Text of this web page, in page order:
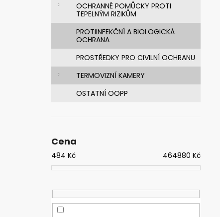
OCHRANNÉ POMŮCKY PROTI
TEPELNÝM RIZIKŮM
PROTIINFEKČNÍ A BIOLOGICKÁ
OCHRANA
PROSTŘEDKY PRO CIVILNÍ OCHRANU
TERMOVIZNÍ KAMERY
OSTATNÍ OOPP
Cena
484 Kč 464880 Kč
Původně:4 192 Kč